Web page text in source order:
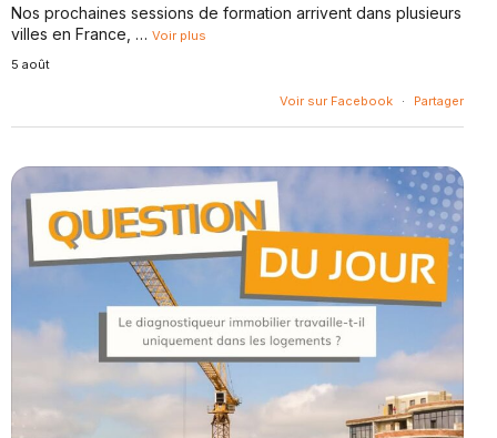
Nos prochaines sessions de formation arrivent dans plusieurs
villes en France, …Voir plus
5 août
Voir sur Facebook · Partager